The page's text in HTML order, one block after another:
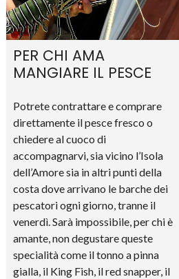
PER CHI AMA
MANGIARE IL PESCE
Potrete contrattare e comprare
direttamente il pesce fresco o
chiedere al cuoco di
accompagnarvi, sia vicino l’Isola
dell’Amore sia in altri punti della
costa dove arrivano le barche dei
pescatori ogni giorno, tranne il
venerdì. Sarà impossibile, per chi è
amante, non degustare queste
specialità come il tonno a pinna
gialla, il King Fish, il red snapper, il